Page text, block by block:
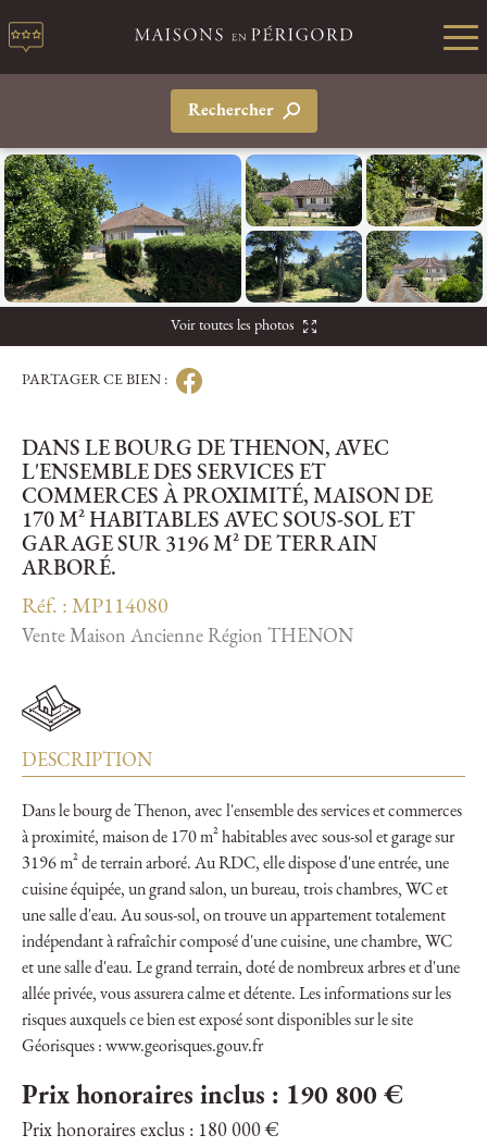
Rechercher
Voir toutes les photos
PARTAGER CE BIEN :
DANS LE BOURG DE THENON, AVEC
L'ENSEMBLE DES SERVICES ET
COMMERCES À PROXIMITÉ, MAISON DE
170 M² HABITABLES AVEC SOUS-SOL ET
GARAGE SUR 3196 M² DE TERRAIN
ARBORÉ.
Réf. : MP114080
Vente Maison Ancienne Région THENON
DESCRIPTION
Dans le bourg de Thenon, avec l'ensemble des services et commerces
à proximité, maison de 170 m² habitables avec sous-sol et garage sur
3196 m² de terrain arboré. Au RDC, elle dispose d'une entrée, une
cuisine équipée, un grand salon, un bureau, trois chambres, WC et
une salle d'eau. Au sous-sol, on trouve un appartement totalement
indépendant à rafraîchir composé d'une cuisine, une chambre, WC
et une salle d'eau. Le grand terrain, doté de nombreux arbres et d'une
allée privée, vous assurera calme et détente. Les informations sur les
risques auxquels ce bien est exposé sont disponibles sur le site
Géorisques : www.georisques.gouv.fr
Prix honoraires inclus : 190 800 €
Prix honoraires exclus : 180 000 €